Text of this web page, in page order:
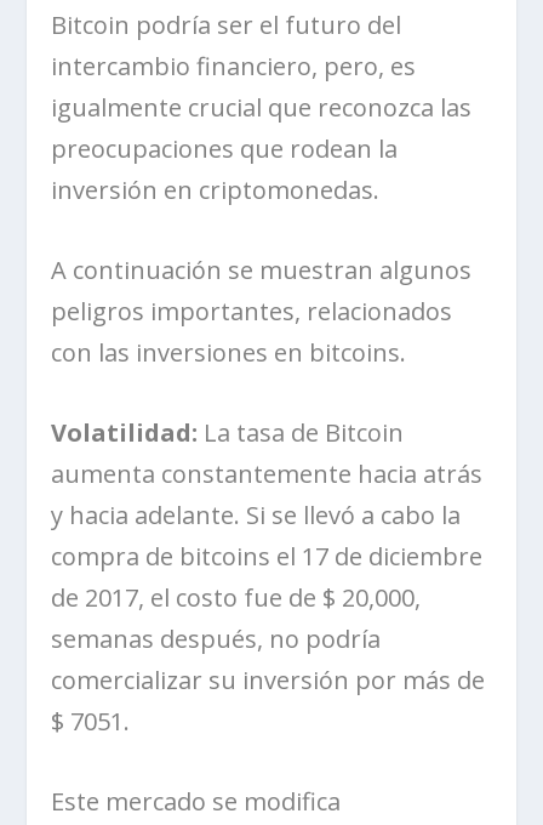
Bitcoin podría ser el futuro del
intercambio financiero, pero, es
igualmente crucial que reconozca las
preocupaciones que rodean la
inversión en criptomonedas.
A continuación se muestran algunos
peligros importantes, relacionados
con las inversiones en bitcoins.
Volatilidad: La tasa de Bitcoin
aumenta constantemente hacia atrás
y hacia adelante. Si se llevó a cabo la
compra de bitcoins el 17 de diciembre
de 2017, el costo fue de $ 20,000,
semanas después, no podría
comercializar su inversión por más de
$ 7051.
Este mercado se modifica